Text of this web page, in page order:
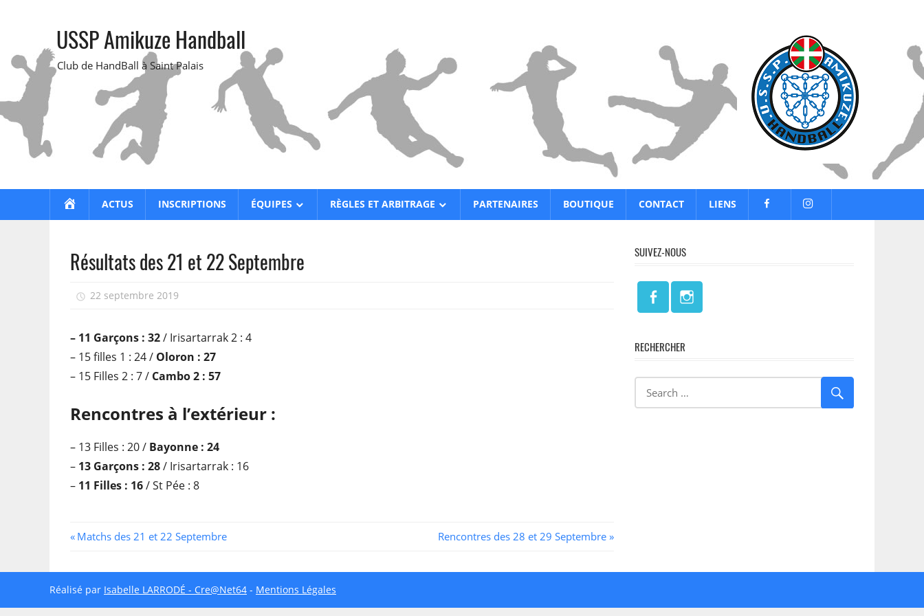
USSP Amikuze Handball
Club de HandBall à Saint Palais
ACCUEILACTUS INSCRIPTIONS ÉQUIPES RÈGLES ET ARBITRAGE PARTENAIRES BOUTIQUE CONTACT LIENS
Résultats des 21 et 22 Septembre
22 septembre 2019
– 11 Garçons : 32/ Irisartarrak 2 : 4
– 15 filles 1 : 24 / Oloron : 27
– 15 Filles 2 : 7 / Cambo 2 : 57
Rencontres à l’extérieur :
– 13 Filles : 20 / Bayonne : 24
– 13 Garçons : 28/ Irisartarrak : 16
– 11 Filles : 16/ St Pée : 8
Navigation
de
l’article
Previous
Matchs des 21 et 22 Septembre
Next
Rencontres des 28 et 29 Septembre
SUIVEZ-NOUS
RECHERCHER
Réalisé par Isabelle LARRODÉ - Cre@Net64 - Mentions Légales